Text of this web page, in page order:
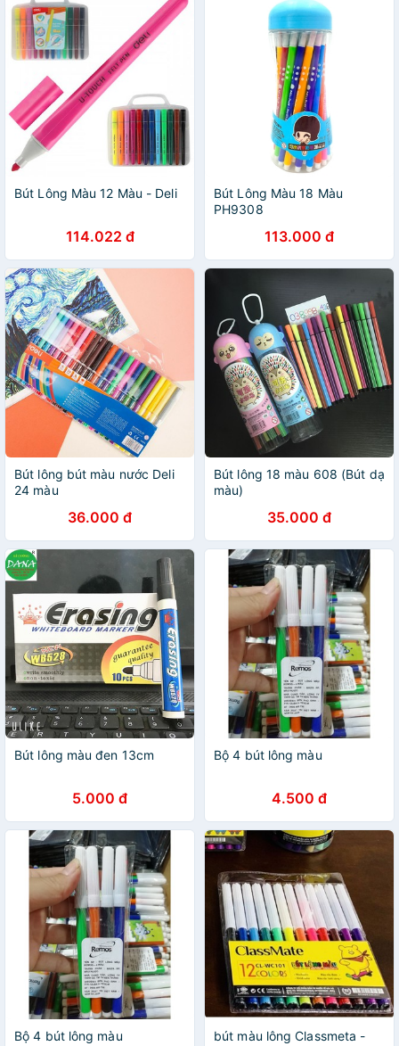
Bút Lông Màu 12 Màu - Deli
114.022 đ
Bút Lông Màu 18 Màu
PH9308
113.000 đ
Bút lông bút màu nước Deli
24 màu
36.000 đ
Bút lông 18 màu 608 (Bút dạ
màu)
35.000 đ
Bút lông màu đen 13cm
5.000 đ
Bộ 4 bút lông màu
4.500 đ
Bộ 4 bút lông màu
bút màu lông Classmeta -